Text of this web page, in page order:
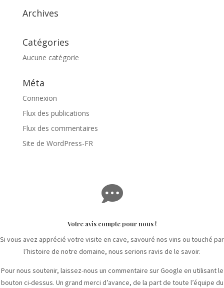
Archives
Catégories
Aucune catégorie
Méta
Connexion
Flux des publications
Flux des commentaires
Site de WordPress-FR

Votre avis compte pour nous !
Si vous avez apprécié votre visite en cave, savouré nos vins ou touché par
l’histoire de notre domaine, nous serions ravis de le savoir.
Pour nous soutenir, laissez-nous un commentaire sur Google en utilisant le
bouton ci-dessus. Un grand merci d’avance, de la part de toute l’équipe du